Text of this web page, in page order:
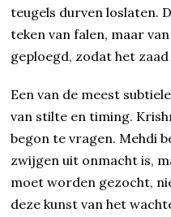
teugels durven loslaten.
teken van falen, maar
geploegd, zodat het
Een van de meest
van stilte en timing.
begon te vragen. Mehdi
zwijgen uit onmacht is,
moet worden gezocht,
deze kunst van het